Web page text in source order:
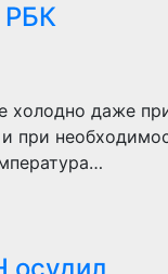
РБК
холодно даже
при